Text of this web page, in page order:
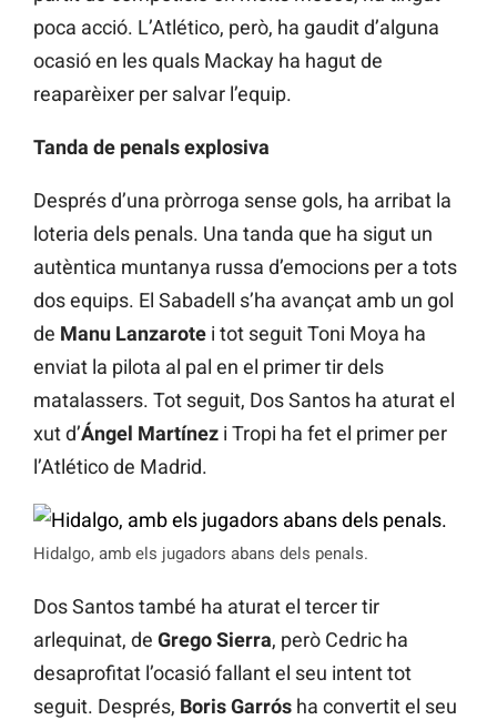
poca acció. L’Atlético, però, ha gaudit d’alguna
ocasió en les quals Mackay ha hagut de
reaparèixer per salvar l’equip.
Tanda de penals explosiva
Després d’una pròrroga sense gols, ha arribat la
loteria dels penals. Una tanda que ha sigut un
autèntica muntanya russa d’emocions per a tots
dos equips. El Sabadell s’ha avançat amb un gol
de Manu Lanzarote i tot seguit Toni Moya ha
enviat la pilota al pal en el primer tir dels
matalassers. Tot seguit, Dos Santos ha aturat el
xut d’Ángel Martínez i Tropi ha fet el primer per
l’Atlético de Madrid.
Hidalgo, amb els jugadors abans dels penals.
Dos Santos també ha aturat el tercer tir
arlequinat, de Grego Sierra, però Cedric ha
desaprofitat l’ocasió fallant el seu intent tot
seguit. Després, Boris Garrós ha convertit el seu